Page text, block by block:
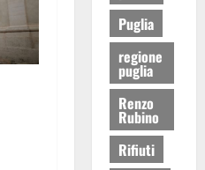
Puglia
regione
puglia
Renzo
Rubino
Rifiuti